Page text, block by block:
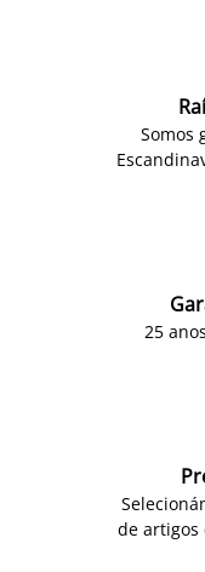
Somos
25
de artigos